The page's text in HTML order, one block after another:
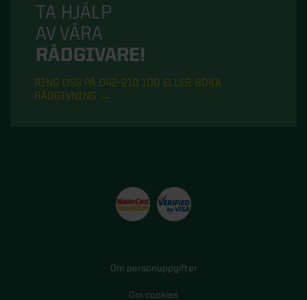
TA HJÄLP
AV VÅRA
RÅDGIVARE!
RING OSS PÅ 042-210 100 ELLER BOKA
RÅDGIVNING
Om personuppgifter
Om cookies